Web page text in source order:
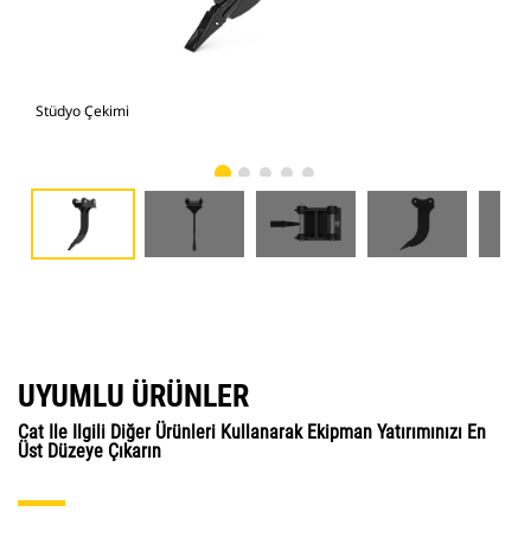
Stüdyo Çekimi
UYUMLU ÜRÜNLER
Cat Ile Ilgili Diğer Ürünleri Kullanarak Ekipman Yatırımınızı En
Üst Düzeye Çıkarın